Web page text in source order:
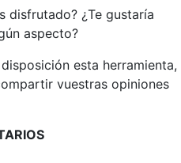
disfrutado? ¿Te gustaría
aspecto?
esta herramienta,
vuestras opiniones